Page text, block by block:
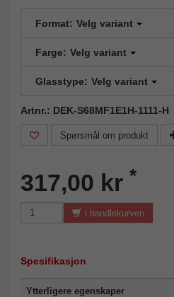
Format: Velg variant
Farge: Velg variant
Glasstype: Velg variant
Artnr.: DEK-S68MF1E1H-1111-H
Spørsmål om produkt
317,00 kr *
i handlekurven
Spesifikasjon
Ytterligere egenskaper